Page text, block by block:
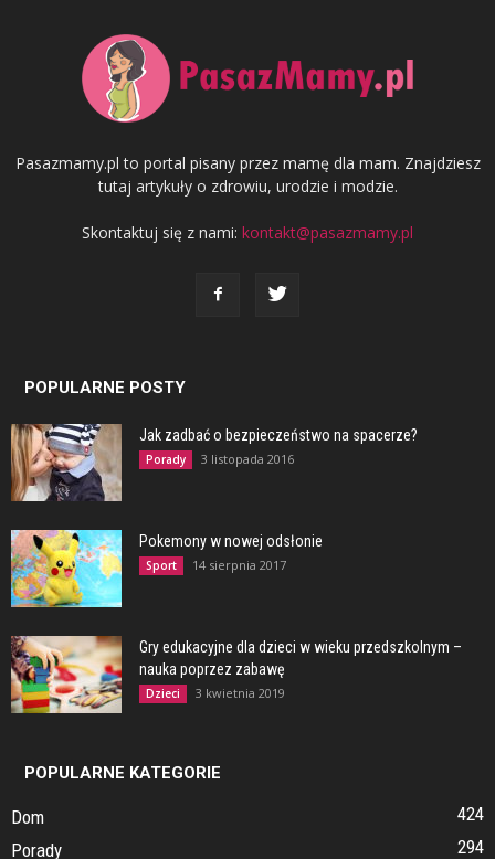
Pasazmamy.pl to portal pisany przez mamę dla mam. Znajdziesz
tutaj artykuły o zdrowiu, urodzie i modzie.
Skontaktuj się z nami: kontakt@pasazmamy.pl
POPULARNE POSTY
Jak zadbać o bezpieczeństwo na spacerze?
Porady 3 listopada 2016
Pokemony w nowej odsłonie
Sport 14 sierpnia 2017
Gry edukacyjne dla dzieci w wieku przedszkolnym –
nauka poprzez zabawę
Dzieci 3 kwietnia 2019
POPULARNE KATEGORIE
Dom
424
Porady
294